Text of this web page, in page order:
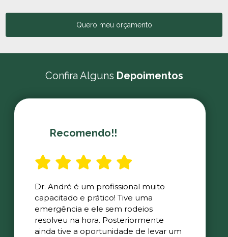
Quero meu orçamento
Confira Alguns Depoimentos
Recomendo!!
Dr. André é um profissional muito
capacitado e prático! Tive uma
emergência e ele sem rodeios
resolveu na hora. Posteriormente
ainda tive a oportunidade de levar um